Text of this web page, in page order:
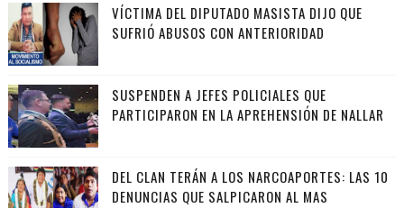
VÍCTIMA DEL DIPUTADO MASISTA DIJO QUE
SUFRIÓ ABUSOS CON ANTERIORIDAD
SUSPENDEN A JEFES POLICIALES QUE
PARTICIPARON EN LA APREHENSIÓN DE NALLAR
DEL CLAN TERÁN A LOS NARCOAPORTES: LAS 10
DENUNCIAS QUE SALPICARON AL MAS